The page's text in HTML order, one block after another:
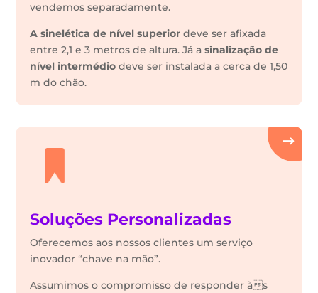
vendemos separadamente.
A sinelética de nível superior deve ser afixada
entre 2,1 e 3 metros de altura. Já asinalização de
nível intermédiodeve ser instalada a cerca de 1,50
m do chão.
Soluções Personalizadas
Oferecemos aos nossos clientes um serviço
inovador “chave na mão”.
Assumimos o compromisso de responder às